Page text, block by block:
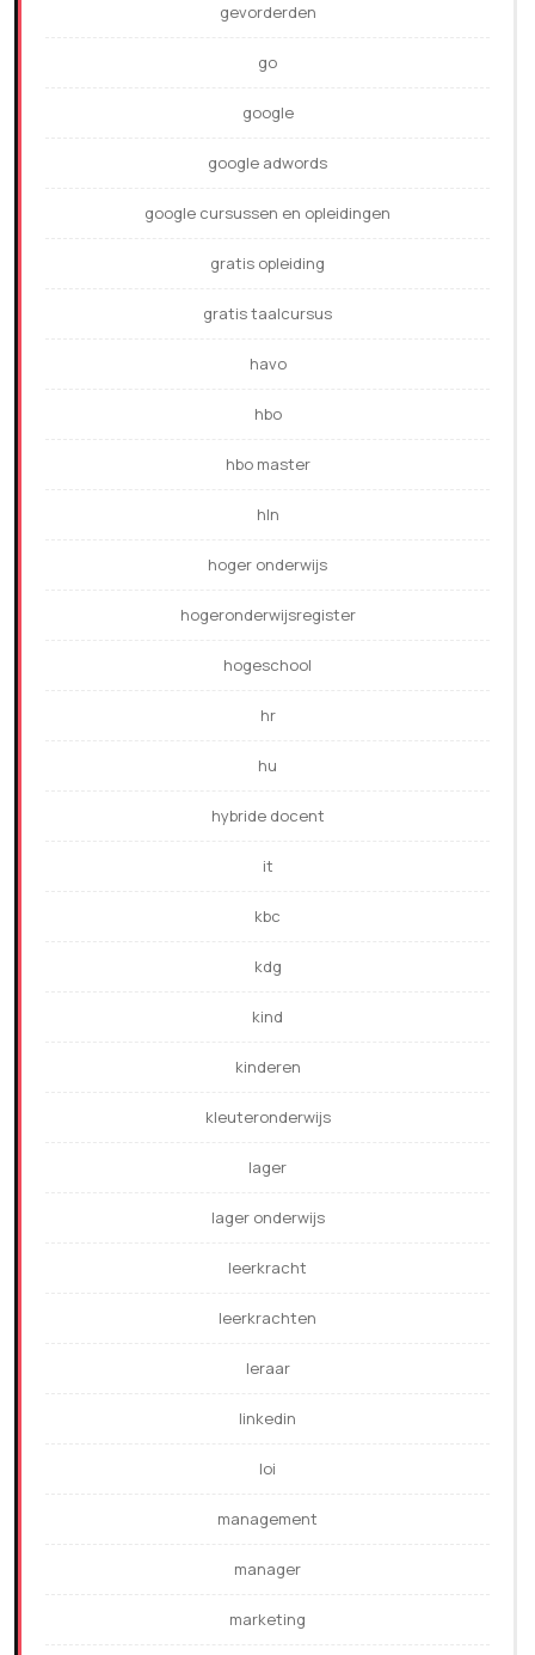
gevorderden
go
google
google adwords
google cursussen en opleidingen
gratis opleiding
gratis taalcursus
havo
hbo
hbo master
hln
hoger onderwijs
hogeronderwijsregister
hogeschool
hr
hu
hybride docent
it
kbc
kdg
kind
kinderen
kleuteronderwijs
lager
lager onderwijs
leerkracht
leerkrachten
leraar
linkedin
loi
management
manager
marketing